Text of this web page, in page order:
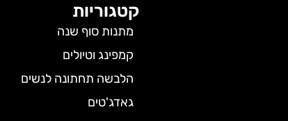
קטגוריות
מתנות סוף שנה
קמפינג וטיולים
הלבשה תחתונה לנשים
גאדג'טים